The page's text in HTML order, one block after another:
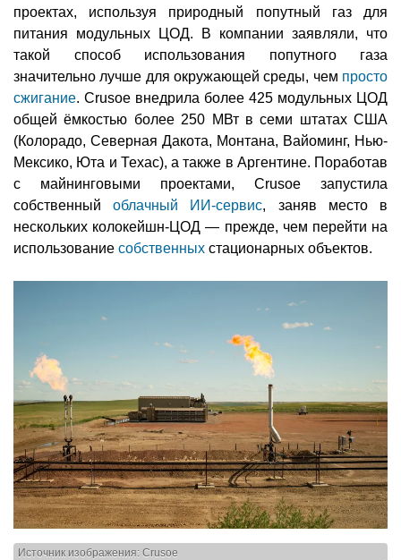
проектах, используя природный попутный газ для
питания модульных ЦОД. В компании заявляли, что
такой способ использования попутного газа
значительно лучше для окружающей среды, чем просто
сжигание. Crusoe внедрила более 425 модульных ЦОД
общей ёмкостью более 250 МВт в семи штатах США
(Колорадо, Северная Дакота, Монтана, Вайоминг, Нью-
Мексико, Юта и Техас), а также в Аргентине. Поработав
с майнинговыми проектами, Crusoe запустила
собственныйоблачный ИИ-сервис, заняв место в
нескольких колокейшн-ЦОД — прежде, чем перейти на
использование собственных стационарных объектов.
Источник изображения: Crusoe